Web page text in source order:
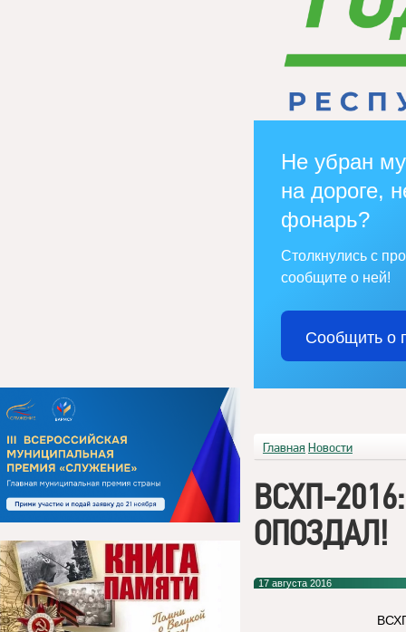
Не убран
на дороге,
фонарь?
Столкнулись с
сообщите о ней!
Сообщить о
Главная Новости
ВСХП-
ОПОЗДАЛ!
17 августа 2016